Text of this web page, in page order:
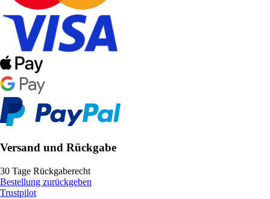
Versand und Rückgabe
30 Tage Rückgaberecht
Bestellung zurückgeben
Trustpilot